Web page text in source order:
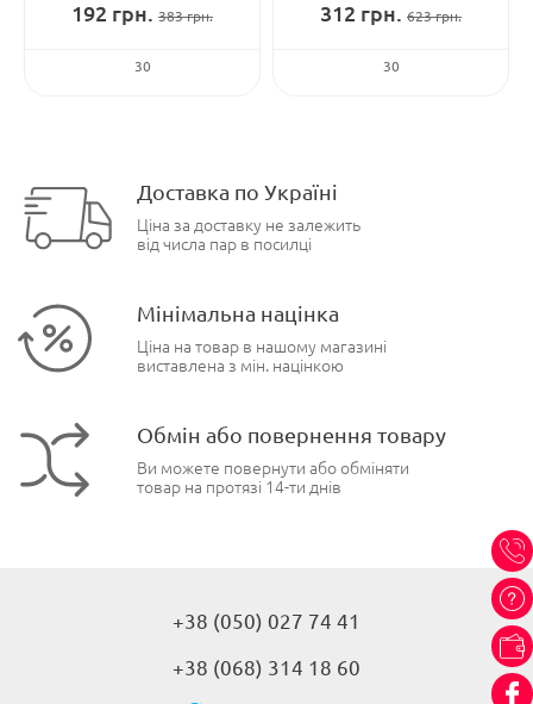
192 грн. 383грн.
30
312 грн. 623грн.
30
Доставка по Україні
Ціна за доставку не залежить
від числа пар в посилці
Мінімальна націнка
Ціна на товар в нашому магазині
виставлена з мін. націнкою
Обмін або повернення товару
Ви можете повернути або обміняти
товар на протязі 14-ти днів
+38 (050) 027 74 41
+38 (068) 314 18 60